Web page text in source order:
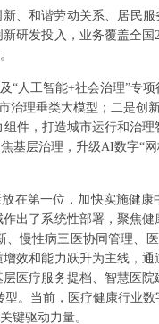
、和谐劳动关系、居民服
研发投入，业务覆盖全国
“人工智能+社会治理”专
治理垂类大模型；二是创
件，打造城市运行和治理
基层治理，升级AI数字“网
在第一位，加快实施健康
出了系统性部署，聚焦
慢性病三医协同管理、
效和能力跃升为主线，
医疗服务提档、智慧医
型。当前，医疗健康行业
键驱动力量。